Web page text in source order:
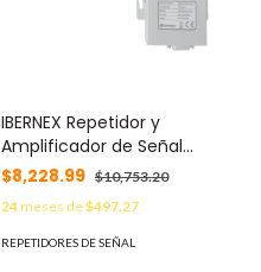
IBERNEX Repetidor y
Amplificador de Señal
Inalámbrico / Modulación
FSK / Dimensiones 100x75x25
mm / Peso 0.24 kg /
Alimentación 5 V CC o 220 V
$8,228.99 $10,753.20
24meses de$497.27
REPETIDORES DE SEÑAL